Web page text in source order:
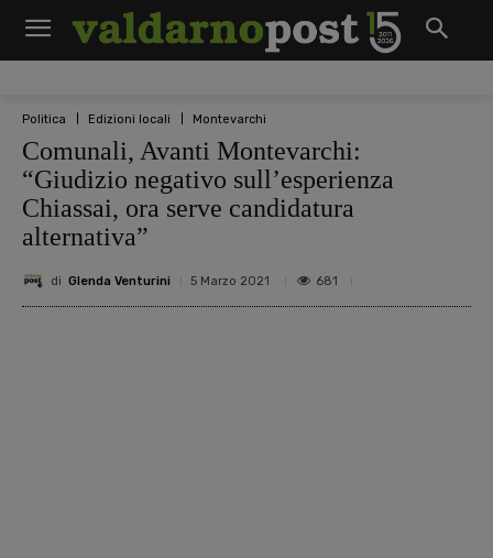
Politica Edizioni locali Montevarchi
Comunali, Avanti Montevarchi:
“Giudizio negativo sull’esperienza
Chiassai, ora serve candidatura
alternativa”
di Glenda Venturini 5 Marzo 2021 681